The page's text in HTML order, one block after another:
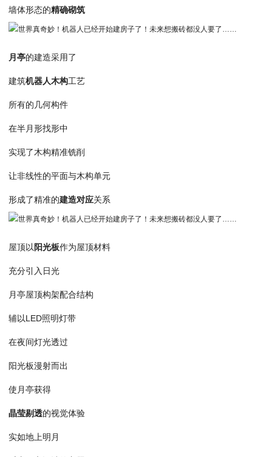
墙体形态的精确砌筑
月亭的建造采用了
建筑机器人木构工艺
所有的几何构件
在半月形找形中
实现了木构精准铣削
让非线性的平面与木构单元
形成了精准的建造对应关系
屋顶以 阳光板作为屋顶材料
充分引入日光
月亭屋顶构架配合结构
辅以LED照明灯带
在夜间灯光透过
阳光板漫射而出
使月亭获得
晶莹剔透的视觉体验
实如地上明月